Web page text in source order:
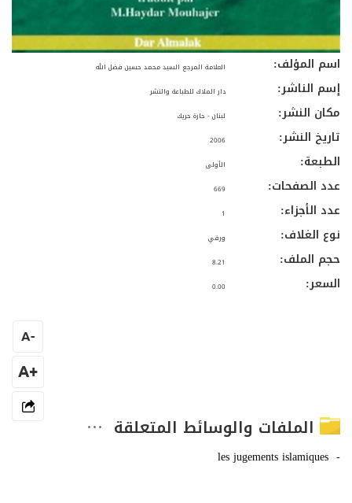
اسم المؤلف: العلامة المرجع السيد محمد حسين فضل الله
إسم الناشر: دار الملاك للطباعة والنشر
مكان النشر: لبنان - حارة حريك
تاريخ النشر: 2006
الطبعة: الأولى
عدد الصفحات: 669
عدد الأجزاء: 1
نوع الغلاف: ورقي
حجم الملف: 8.21
السعر: 0.00
-
A
+A
الملفات والوسائط المتعلقة